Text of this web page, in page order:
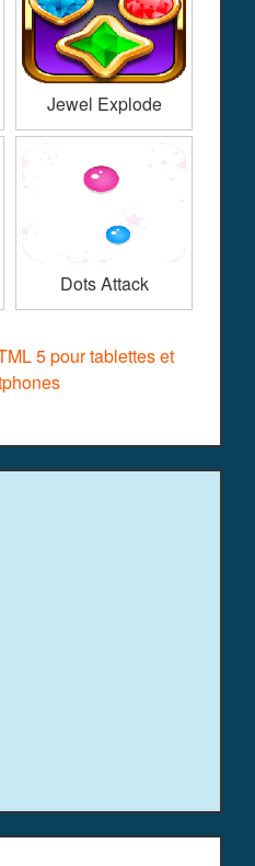
Jewel Explode
Dots Attack
5 pour tablettes et